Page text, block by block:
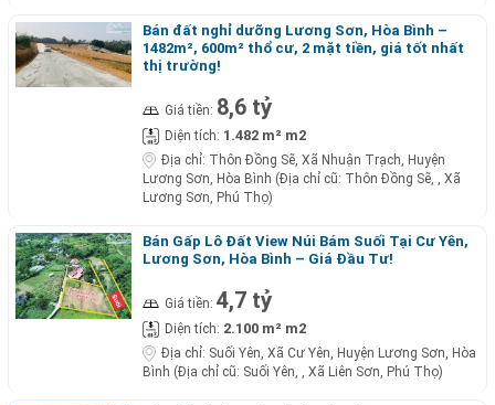
Bán đất nghỉ dưỡng Lương Sơn, Hòa Bình –
1482m², 600m² thổ cư, 2 mặt tiền, giá tốt nhất
thị trường!
Giá tiền: 8,6 tỷ
Diện tích: 1.482 m² m2
Địa chỉ: Thôn Đồng Sẽ, Xã Nhuận Trạch, Huyện
Lương Sơn, Hòa Bình (Địa chỉ cũ: Thôn Đồng Sẽ, , Xã
Lương Sơn, Phú Thọ)
Bán Gấp Lô Đất View Núi Bám Suối Tại Cư Yên,
Lương Sơn, Hòa Bình – Giá Đầu Tư!
Giá tiền: 4,7 tỷ
Diện tích: 2.100 m² m2
Địa chỉ: Suối Yên, Xã Cư Yên, Huyện Lương Sơn, Hòa
Bình (Địa chỉ cũ: Suối Yên, , Xã Liên Sơn, Phú Thọ)